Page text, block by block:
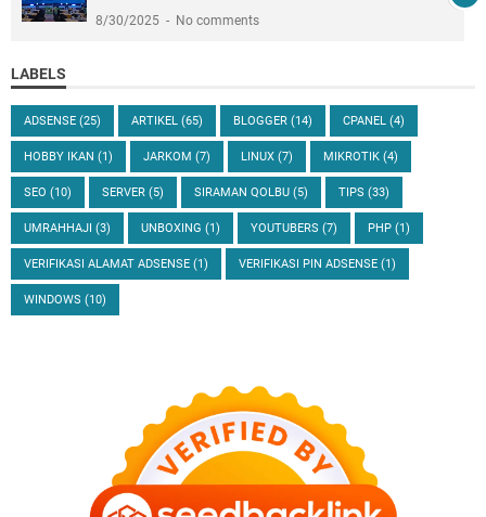
8/30/2025 No comments
LABELS
ADSENSE (25) ARTIKEL (65) BLOGGER (14) CPANEL (4)
HOBBY IKAN (1) JARKOM (7) LINUX (7) MIKROTIK (4)
SEO (10) SERVER (5) SIRAMAN QOLBU (5) TIPS (33)
UMRAHHAJI (3) UNBOXING (1) YOUTUBERS (7) PHP (1)
VERIFIKASI ALAMAT ADSENSE (1) VERIFIKASI PIN ADSENSE (1)
WINDOWS (10)